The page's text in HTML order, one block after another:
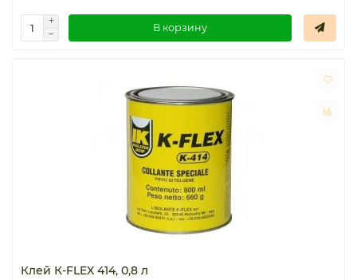
В корзину
Клей К-FLEX 414, 0,8 л